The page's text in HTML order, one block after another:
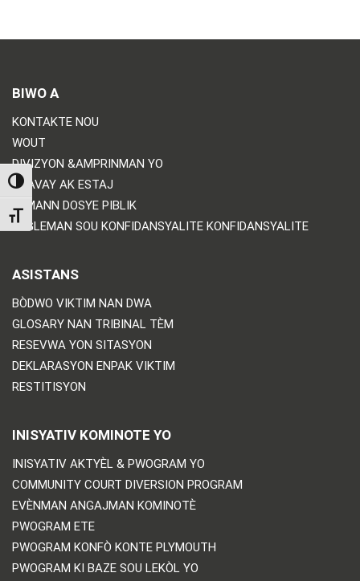
TOGGLE HIGH CONTRAST
TOGGLE FONT SIZE
BIWO A
KONTAKTE NOU
WOUT
DIVIZYON &AMPRINMAN YO
TRAVAY AK ESTAJ
DEMANN DOSYE PIBLIK
RÈGLEMAN SOU KONFIDANSYALITE KONFIDANSYALITE
ASISTANS
BÒDWO VIKTIM NAN DWA
GLOSARY NAN TRIBINAL TÈM
RESEVWA YON SITASYON
DEKLARASYON ENPAK VIKTIM
RESTITISYON
INISYATIV KOMINOTE YO
INISYATIV AKTYÈL & PWOGRAM YO
COMMUNITY COURT DIVERSION PROGRAM
EVÈNMAN ANGAJMAN KOMINOTÈ
PWOGRAM ETE
PWOGRAM KONFÒ KONTE PLYMOUTH
PWOGRAM KI BAZE SOU LEKÒL YO